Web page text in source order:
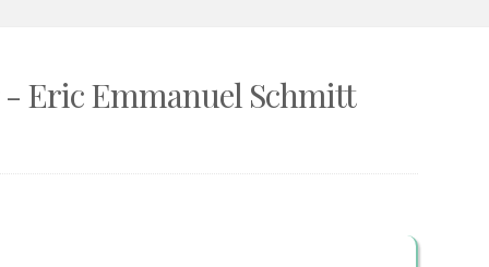
Eric Emmanuel Schmitt